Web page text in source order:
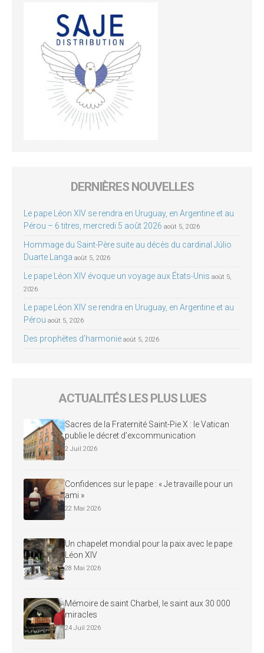
DERNIÈRES NOUVELLES
Le pape Léon XIV se rendra en Uruguay, en Argentine et au
Pérou – 6 titres, mercredi 5 août 2026 août 5, 2026
Hommage du Saint-Père suite au décès du cardinal Júlio
Duarte Langa août 5, 2026
Le pape Léon XIV évoque un voyage aux États-Unis août 5,
2026
Le pape Léon XIV se rendra en Uruguay, en Argentine et au
Pérou août 5, 2026
Des prophètes d’harmonie août 5, 2026
ACTUALITÉS LES PLUS LUES
Sacres de la Fraternité Saint-Pie X : le Vatican
publie le décret d’excommunication
2 Juil 2026
Confidences sur le pape : « Je travaille pour un
ami »
22 Mai 2026
Un chapelet mondial pour la paix avec le pape
Léon XIV
28 Mai 2026
Mémoire de saint Charbel, le saint aux 30 000
miracles
24 Juil 2026